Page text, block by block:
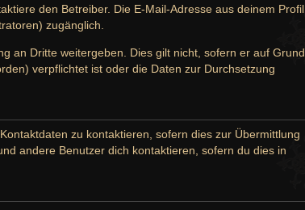
den Betreiber. Die E-Mail-Adresse aus deinem Profil
zugänglich.
an Dritte weitergeben. Dies gilt nicht, sofern er auf Grund
verpflichtet ist oder die Daten zur Durchsetzung
zu kontaktieren, sofern dies zur Übermittlung
andere Benutzer dich kontaktieren, sofern du dies in